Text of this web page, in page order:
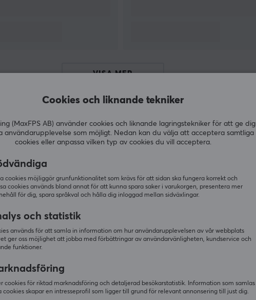
pengar och tänka på miljön genom att blanda
VISA MER
Andra köpte även
Cookies och liknande tekniker
(MaxFPS AB) använder cookies och liknande lagringstekniker för att ge dig
användarupplevelse som möjligt. Nedan kan du välja att acceptera samtliga
cookies eller anpassa vilken typ av cookies du vill acceptera.
cookies möjliggör grunfunktionalitet som krävs för att sidan ska fungera korrekt och
cookies används bland annat för att kunna spara saker i varukorgen, presentera mer
för dig, spara språkval och hålla dig inloggad mellan sidväxlingar.
och statistik
används för att samla in information om hur användarupplevelsen av vår webbplats
ger oss möjlighet att jobba med förbättringar av användarvänligheten, kundservice och
funktioner.
cookies för riktad marknadsföring och detaljerad besökarstatistik. Information som samlas
cookies skapar en intresseprofil som ligger till grund för relevant annonsering till just dig.